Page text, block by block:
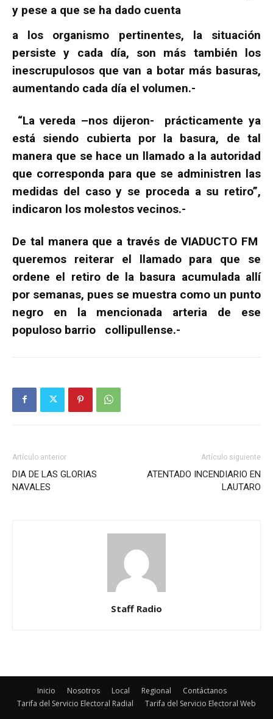
y pese a que se ha dado cuenta
a los organismo pertinentes, la situación
persiste y cada día, son más también los
inescrupulosos que van a botar más basuras,
aumentando cada día el volumen.-
“La vereda –nos dijeron- prácticamente ya
está siendo cubierta por la basura, de tal
manera que se hace un llamado a la autoridad
que corresponda para que se administren las
medidas del caso y se proceda a su retiro”,
indicaron los molestos vecinos.-
De tal manera que a través de VIADUCTO FM
queremos reiterar el llamado para que se
ordene el retiro de la basura acumulada allí
por semanas, pues se muestra como un punto
negro en la mencionada arteria de ese
populoso barrio collipullense.-
Artículo anterior
DIA DE LAS GLORIAS
NAVALES
Artículo siguiente
ATENTADO INCENDIARIO EN
LAUTARO
Staff Radio
Inicio Nosotros Local Regional
Contáctanos
Tarifa del Servicio Electoral Radial
Tarifa del Servicio Electoral Web